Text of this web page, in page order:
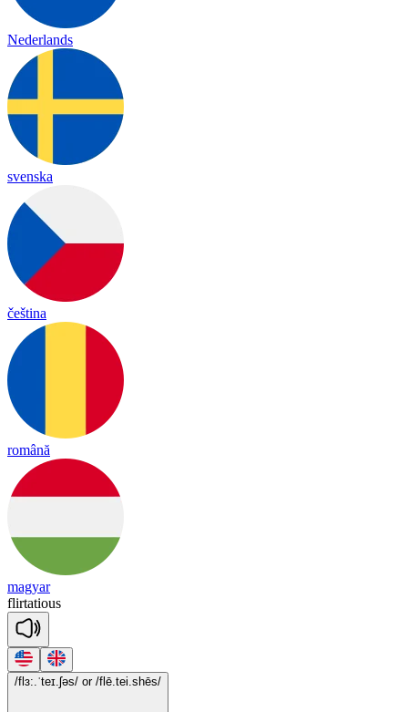
Nederlands
svenska
čeština
română
magyar
flirtatious
/flɜ:.ˈteɪ.ʃəs/ or /flē.tei.shēs/